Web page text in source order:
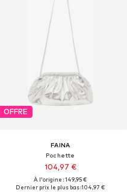
OFFRE
FAINA
Pochette
104,97 €
À l'origine : 149,95 €
Dernier prix le plus bas :104,97 €